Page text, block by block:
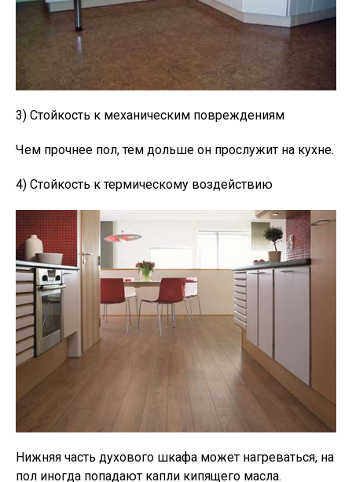
3) Стойкость к механическим повреждениям
Чем прочнее пол, тем дольше он прослужит на кухне.
4) Стойкость к термическому воздействию
Нижняя часть духового шкафа может нагреваться, на
пол иногда попадают капли кипящего масла.